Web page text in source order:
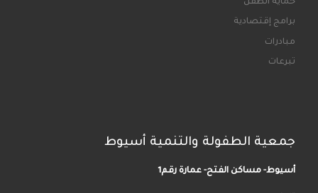
حماية الطفل
برامج إقتصادية
مبادرات
تبرعات
جمعية الطفولة والتنمية أسيوط
أسيوط- مساكن الفتح- عمارة رقم1